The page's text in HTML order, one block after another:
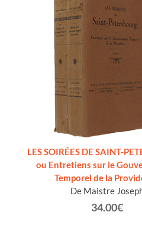
LES SOIRÉES DE SAINT-
ou Entretiens sur le
Temporel de la
De Maistre
34.00€